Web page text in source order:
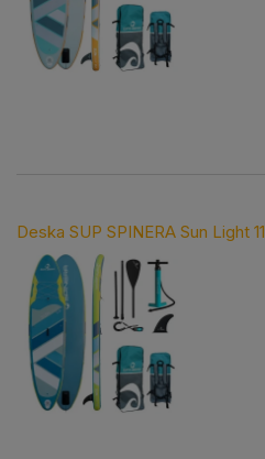
Deska SUP SPINERA Sun Light 11